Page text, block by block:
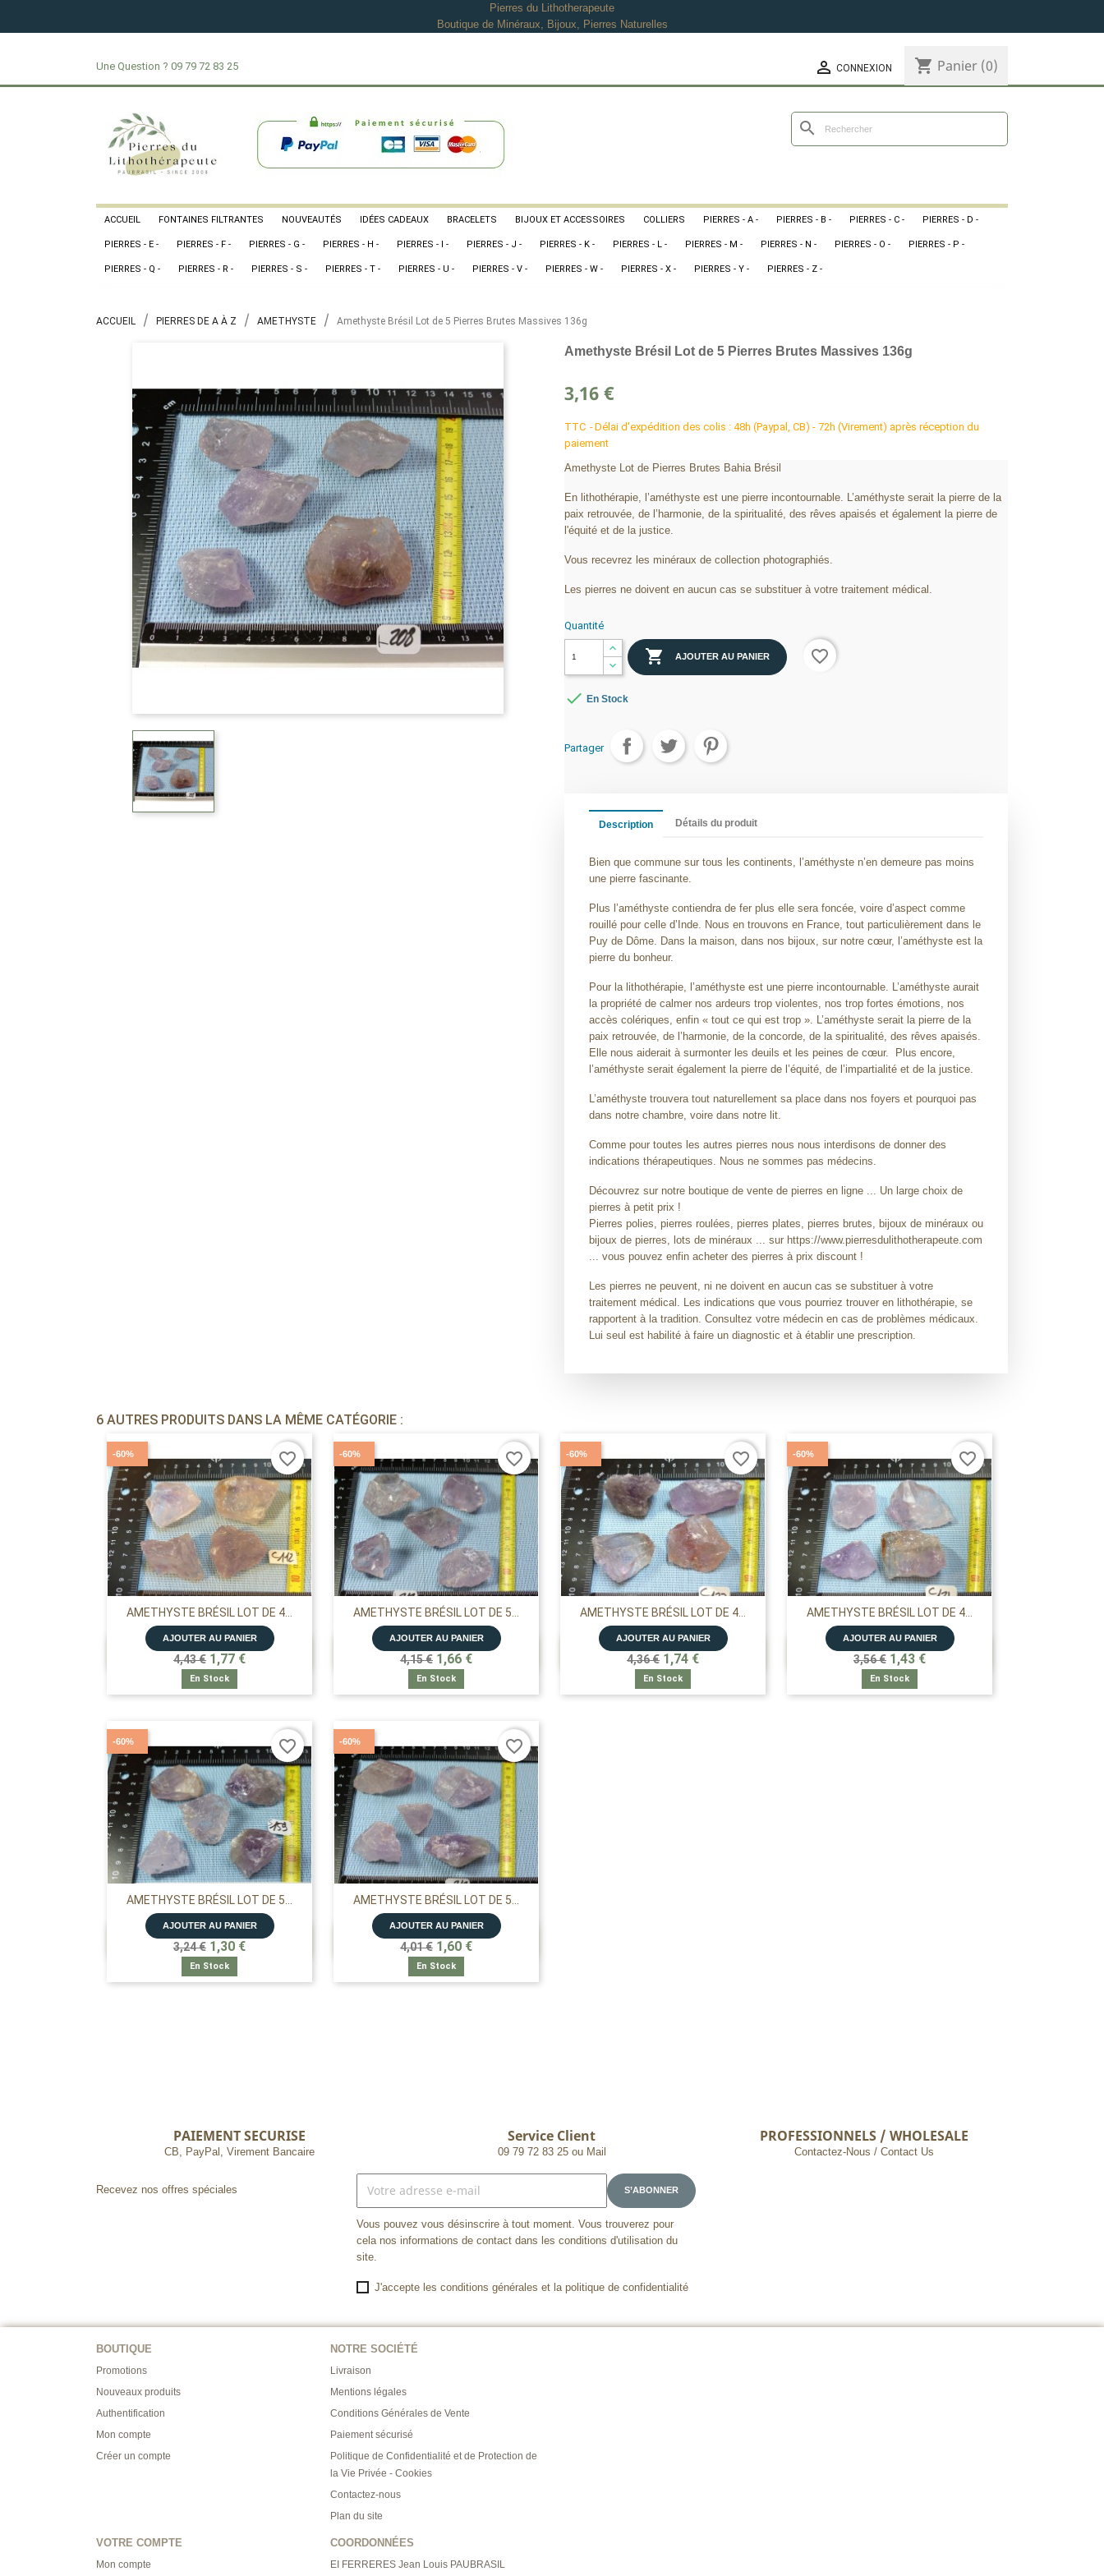
Pierres du Lithotherapeute
Boutique de Minéraux, Bijoux, Pierres Naturelles
Une Question ? 09 79 72 83 25  CONNEXION shopping_cart Panier (0)
search
ACCUEIL FONTAINES FILTRANTES NOUVEAUTÉS IDÉES CADEAUX BRACELETS BIJOUX ET ACCESSOIRES COLLIERS PIERRES - A - PIERRES - B - PIERRES - C - PIERRES - D -
PIERRES - E - PIERRES - F - PIERRES - G - PIERRES - H - PIERRES - I - PIERRES - J - PIERRES - K - PIERRES - L - PIERRES - M - PIERRES - N - PIERRES - O - PIERRES - P -
PIERRES - Q - PIERRES - R - PIERRES - S - PIERRES - T - PIERRES - U - PIERRES - V - PIERRES - W - PIERRES - X - PIERRES - Y - PIERRES - Z -
ACCUEIL PIERRES DE A À Z AMETHYSTE Amethyste Brésil Lot de 5 Pierres Brutes Massives 136g
Amethyste Brésil Lot de 5 Pierres Brutes Massives 136g
3,16 €
TTC
Délai d'expédition des colis : 48h (Paypal, CB) - 72h (Virement) après réception du
paiement
Amethyste Lot de Pierres Brutes Bahia Brésil
En lithothérapie, l’améthyste est une pierre incontournable. L’améthyste serait la pierre de la
paix retrouvée, de l’harmonie, de la spiritualité, des rêves apaisés et également la pierre de
l'équité et de la justice.
Vous recevrez les minéraux de collection photographiés.
Les pierres ne doivent en aucun cas se substituer à votre traitement médical.
Quantité
 AJOUTER AU PANIER favorite_border
 En Stock
Partager
Description Détails du produit
Bien que commune sur tous les continents, l’améthyste n’en demeure pas moins
une pierre fascinante.
Plus l’améthyste contiendra de fer plus elle sera foncée, voire d’aspect comme
rouillé pour celle d’Inde. Nous en trouvons en France, tout particulièrement dans le
Puy de Dôme. Dans la maison, dans nos bijoux, sur notre cœur, l’améthyste est la
pierre du bonheur.
Pour la lithothérapie, l’améthyste est une pierre incontournable. L’améthyste aurait
la propriété de calmer nos ardeurs trop violentes, nos trop fortes émotions, nos
accès colériques, enfin « tout ce qui est trop ». L’améthyste serait la pierre de la
paix retrouvée, de l’harmonie, de la concorde, de la spiritualité, des rêves apaisés.
Elle nous aiderait à surmonter les deuils et les peines de cœur.
Plus encore,
l’améthyste serait également la pierre de l’équité, de l’impartialité et de la justice.
L’améthyste trouvera tout naturellement sa place dans nos foyers et pourquoi pas
dans notre chambre, voire dans notre lit.
Comme pour toutes les autres pierres nous nous interdisons de donner des
indications thérapeutiques. Nous ne sommes pas médecins.
Découvrez sur notre boutique de vente de pierres en ligne ... Un large choix de
pierres à petit prix !
Pierres polies, pierres roulées, pierres plates, pierres brutes, bijoux de minéraux ou
bijoux de pierres, lots de minéraux ... sur https://www.pierresdulithotherapeute.com
... vous pouvez enfin acheter des pierres à prix discount !
Les pierres ne peuvent, ni ne doivent en aucun cas se substituer à votre
traitement médical. Les indications que vous pourriez trouver en lithothérapie, se
rapportent à la tradition. Consultez votre médecin en cas de problèmes médicaux.
Lui seul est habilité à faire un diagnostic et à établir une prescription.
6 AUTRES PRODUITS DANS LA MÊME CATÉGORIE :
AMETHYSTE BRÉSIL LOT DE 4...
AJOUTER AU PANIER
4,43 € 1,77 €
En Stock
-60%
APERÇU RAPIDE
favorite_border
AMETHYSTE BRÉSIL LOT DE 5...
AJOUTER AU PANIER
4,15 € 1,66 €
En Stock
-60%
APERÇU RAPIDE
favorite_border
AMETHYSTE BRÉSIL LOT DE 4...
AJOUTER AU PANIER
4,36 € 1,74 €
En Stock
-60%
APERÇU RAPIDE
favorite_border
AMETHYSTE BRÉSIL LOT DE 4...
AJOUTER AU PANIER
3,56 € 1,43 €
En Stock
-60%
APERÇU RAPIDE
favorite_border
AMETHYSTE BRÉSIL LOT DE 5...
AJOUTER AU PANIER
3,24 € 1,30 €
En Stock
-60%
APERÇU RAPIDE
favorite_border
AMETHYSTE BRÉSIL LOT DE 5...
AJOUTER AU PANIER
4,01 € 1,60 €
En Stock
-60%
APERÇU RAPIDE
favorite_border
PAIEMENT SECURISE
CB, PayPal, Virement Bancaire
Service Client
09 79 72 83 25 ou Mail
PROFESSIONNELS / WHOLESALE
Contactez-Nous / Contact Us
Recevez nos offres spéciales
Vous pouvez vous désinscrire à tout moment. Vous trouverez pour
cela nos informations de contact dans les conditions d'utilisation du
site.
J'accepte les conditions générales et la politique de confidentialité
BOUTIQUE
Promotions
Nouveaux produits
Authentification
Mon compte
Créer un compte
NOTRE SOCIÉTÉ
Livraison
Mentions légales
Conditions Générales de Vente
Paiement sécurisé
Politique de Confidentialité et de Protection de
la Vie Privée - Cookies
Contactez-nous
Plan du site
VOTRE COMPTE
Mon compte
COORDONNÉES
EI FERRERES Jean Louis PAUBRASIL